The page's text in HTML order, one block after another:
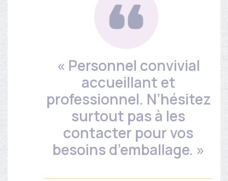
« Personnel convivial
accueillant et
professionnel. N’hésitez
surtout pas à les
contacter pour vos
besoins d’emballage. »